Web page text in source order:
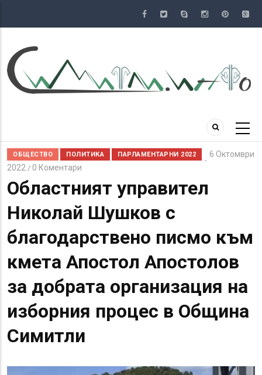
съдържание
ОБЩЕСТВО ПОЛИТИКА ПАРЛАМЕНТАРНИ 2022
6 Октомври
2022 / 0 Коментари
Областният управител
Николай Шушков с
благодарствено писмо към
кмета Апостол Апостолов
за добрата организация на
изборния процес в Община
Симитли